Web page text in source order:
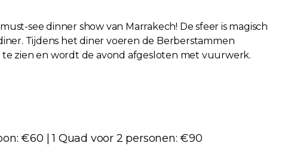
see dinner show van Marrakech! De sfeer is magisch
Tijdens het diner voeren de Berberstammen
zien en wordt de avond afgesloten met vuurwerk.
€60 | 1 Quad voor 2 personen: €90